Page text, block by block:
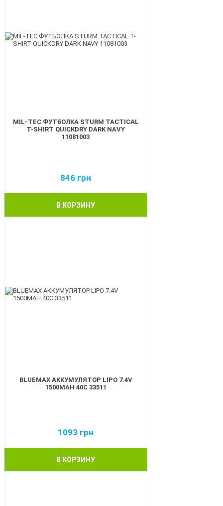
MIL-TEC ФУТБОЛКА STURM TACTICAL
T-SHIRT QUICKDRY DARK NAVY
11081003
846 грн
В КОРЗИНУ
BLUEMAX АККУМУЛЯТОР LIPO 7.4V
1500MAH 40C 33511
1093 грн
В КОРЗИНУ